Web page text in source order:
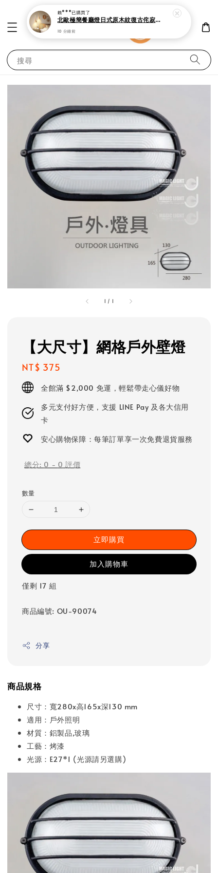
搜尋
1 / 1
【大尺寸】網格戶外壁燈
Regular
price
NT$ 375
全館滿 $2,000 免運，輕鬆帶走心儀好物
多元支付好方便，支援 LINE Pay 及各大信用
卡
安心購物保障：每筆訂單享一次免費退貨服務
總分: 0 - 0 評價
數量
立即購買
加入購物車
僅剩 17 組
商品編號: OU-90074
分享
商品規格
尺寸：寬280x高165x深130 mm
適用：戶外照明
材質：鋁製品,玻璃
工藝：烤漆
光源：E27*1 (光源請另選購)
賴***已購買了
北歐極簡餐廳燈日式原木紋復古侘寂吊燈
10 分鐘前